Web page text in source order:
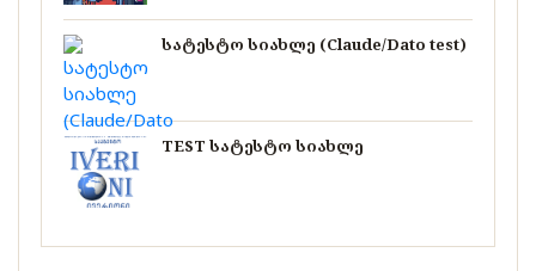
სატესტო სიახლე (Claude/Dato test)
TEST სატესტო სიახლე